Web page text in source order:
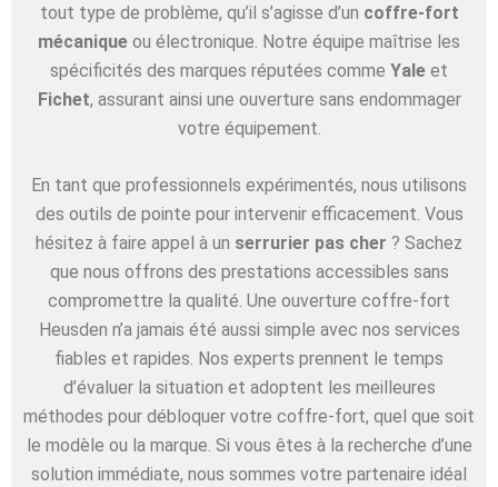
tout type de problème, qu’il s’agisse d’un coffre-fort
mécanique ou électronique. Notre équipe maîtrise les
spécificités des marques réputées comme Yale et
Fichet, assurant ainsi une ouverture sans endommager
votre équipement.
En tant que professionnels expérimentés, nous utilisons
des outils de pointe pour intervenir efficacement. Vous
hésitez à faire appel à un serrurier pas cher ? Sachez
que nous offrons des prestations accessibles sans
compromettre la qualité. Une ouverture coffre-fort
Heusden n’a jamais été aussi simple avec nos services
fiables et rapides. Nos experts prennent le temps
d’évaluer la situation et adoptent les meilleures
méthodes pour débloquer votre coffre-fort, quel que soit
le modèle ou la marque. Si vous êtes à la recherche d’une
solution immédiate, nous sommes votre partenaire idéal